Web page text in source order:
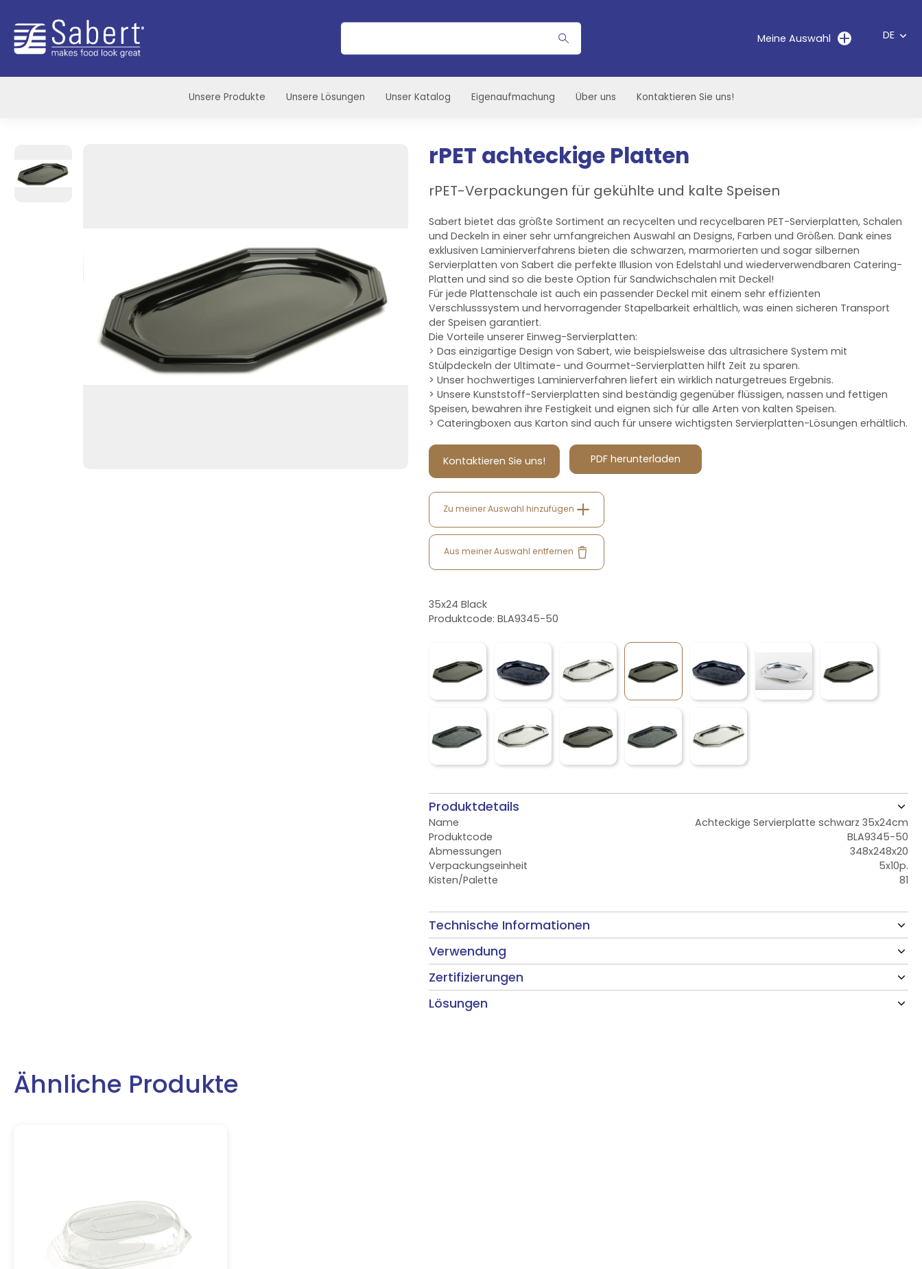
Sabert
Suche
Meine Auswahl DE
Unsere Produkte Unsere Lösungen Unser Katalog Eigenaufmachung Über uns Kontaktieren Sie uns!
rPET achteckige Platten
rPET-Verpackungen für gekühlte und kalte Speisen
Sabert bietet das größte Sortiment an recycelten und recycelbaren PET-Servierplatten, Schalen
und Deckeln in einer sehr umfangreichen Auswahl an Designs, Farben und Größen. Dank eines
exklusiven Laminierverfahrens bieten die schwarzen, marmorierten und sogar silbernen
Servierplatten von Sabert die perfekte Illusion von Edelstahl und wiederverwendbaren Catering-
Platten und sind so die beste Option für Sandwichschalen mit Deckel!
Für jede Plattenschale ist auch ein passender Deckel mit einem sehr effizienten
Verschlusssystem und hervorragender Stapelbarkeit erhältlich, was einen sicheren Transport
der Speisen garantiert.
Die Vorteile unserer Einweg-Servierplatten:
> Das einzigartige Design von Sabert, wie beispielsweise das ultrasichere System mit
Stülpdeckeln der Ultimate- und Gourmet-Servierplatten hilft Zeit zu sparen.
> Unser hochwertiges Laminierverfahren liefert ein wirklich naturgetreues Ergebnis.
> Unsere Kunststoff-Servierplatten sind beständig gegenüber flüssigen, nassen und fettigen
Speisen, bewahren ihre Festigkeit und eignen sich für alle Arten von kalten Speisen.
> Cateringboxen aus Karton sind auch für unsere wichtigsten Servierplatten-Lösungen erhältlich.
Kontaktieren Sie uns! PDF herunterladen
Zu meiner Auswahl hinzufügen
Aus meiner Auswahl entfernen
35x24 Black
Produktcode: BLA9345-50
Produktdetails
Name
Achteckige Servierplatte schwarz 35x24cm
Produktcode
BLA9345-50
Abmessungen
348x248x20
Verpackungseinheit
5x10p.
Kisten/Palette
81
Technische Informationen
Verwendung
Zertifizierungen
Lösungen
Ähnliche Produkte